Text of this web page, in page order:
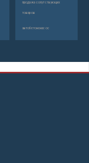
продажа сопутствующих
товаров
автобетононасос